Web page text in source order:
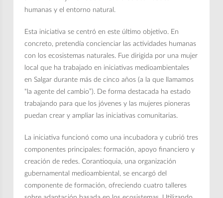
humanas y el entorno natural.
Esta iniciativa se centró en este último objetivo. En
concreto, pretendía concienciar las actividades humanas
con los ecosistemas naturales. Fue dirigida por una mujer
local que ha trabajado en iniciativas medioambientales
en Salgar durante más de cinco años (a la que llamamos
“la agente del cambio”). De forma destacada ha estado
trabajando para que los jóvenes y las mujeres pioneras
puedan crear y ampliar las iniciativas comunitarias.
La iniciativa funcionó como una incubadora y cubrió tres
componentes principales: formación, apoyo financiero y
creación de redes. Corantioquia, una organización
gubernamental medioambiental, se encargó del
componente de formación, ofreciendo cuatro talleres